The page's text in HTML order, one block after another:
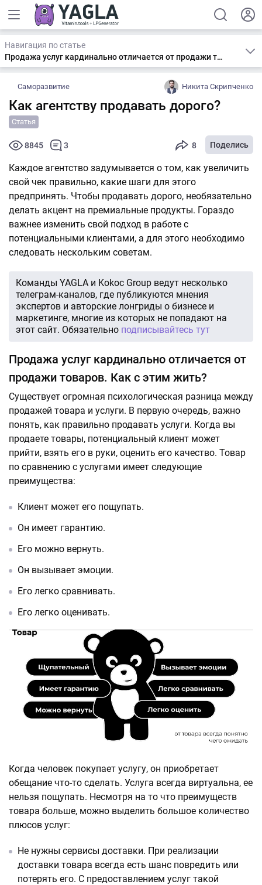
Навигация по статье
Продажа услуг кардинально отличается от продажи товаров. Как с этим жить?
Саморазвитие Никита Скрипченко
Как агентству продавать дорого?
Статья
8845 3 8 Поделись
Каждое агентство задумывается о том, как увеличить
свой чек правильно, какие шаги для этого
предпринять. Чтобы продавать дорого, необязательно
делать акцент на премиальные продукты. Гораздо
важнее изменить свой подход в работе с
потенциальными клиентами, а для этого необходимо
следовать нескольким советам.
Команды YAGLA и Kokoc Group ведут несколько
телеграм-каналов, где публикуются мнения
экспертов и авторские лонгриды о бизнесе и
маркетинге, многие из которых не попадают на
этот сайт. Обязательно подписывайтесь тут
Продажа услуг кардинально отличается от
продажи товаров. Как с этим жить?
Существует огромная психологическая разница между
продажей товара и услуги. В первую очередь, важно
понять, как правильно продавать услуги. Когда вы
продаете товары, потенциальный клиент может
прийти, взять его в руки, оценить его качество. Товар
по сравнению с услугами имеет следующие
преимущества:
Клиент может его пощупать.
Он имеет гарантию.
Его можно вернуть.
Он вызывает эмоции.
Его легко сравнивать.
Его легко оценивать.
Когда человек покупает услугу, он приобретает
обещание что-то сделать. Услуга всегда виртуальна, ее
нельзя пощупать. Несмотря на то что преимуществ
товара больше, можно выделить большое количество
плюсов услуг:
Не нужны сервисы доставки. При реализации
доставки товара всегда есть шанс повредить или
потерять его. С предоставлением услуг такой